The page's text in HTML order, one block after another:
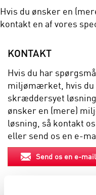
Hvis du ønsker en
kontakt en af vores
KONTAKT
Hvis du har
miljømærket, hvis du
skræddersyet
ønsker en (mere)
løsning, så kontakt
eller send os en e-
Send os en e-mail